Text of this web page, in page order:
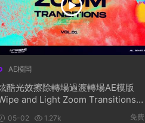
AE模闆
酷光效擦除轉場過渡轉場AE模版
and Light Zoom Transitions V
05-02 1.27k 免費